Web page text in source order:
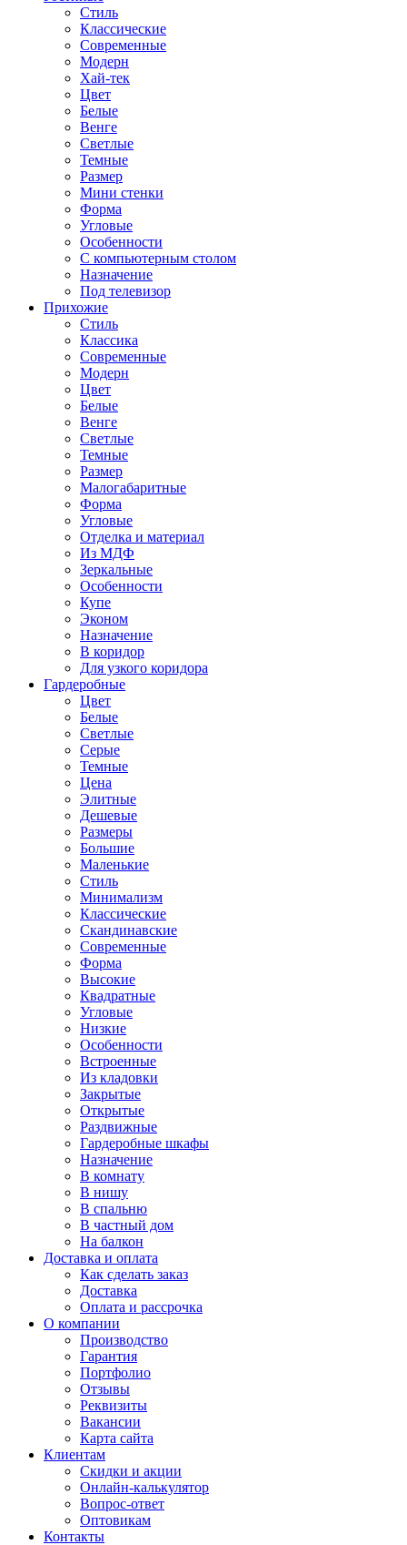
Стиль
Классические
Современные
Модерн
Хай-тек
Цвет
Белые
Венге
Светлые
Темные
Размер
Мини стенки
Форма
Угловые
Особенности
С компьютерным столом
Назначение
Под телевизор
Прихожие
Стиль
Классика
Современные
Модерн
Цвет
Белые
Венге
Светлые
Темные
Размер
Малогабаритные
Форма
Угловые
Отделка и материал
Из МДФ
Зеркальные
Особенности
Купе
Эконом
Назначение
В коридор
Для узкого коридора
Гардеробные
Цвет
Белые
Светлые
Серые
Темные
Цена
Элитные
Дешевые
Размеры
Большие
Маленькие
Стиль
Минимализм
Классические
Скандинавские
Современные
Форма
Высокие
Квадратные
Угловые
Низкие
Особенности
Встроенные
Из кладовки
Закрытые
Открытые
Раздвижные
Гардеробные шкафы
Назначение
В комнату
В нишу
В спальню
В частный дом
На балкон
Доставка и оплата
Как сделать заказ
Доставка
Оплата и рассрочка
О компании
Производство
Гарантия
Портфолио
Отзывы
Реквизиты
Вакансии
Карта сайта
Клиентам
Скидки и акции
Онлайн-калькулятор
Вопрос-ответ
Оптовикам
Контакты